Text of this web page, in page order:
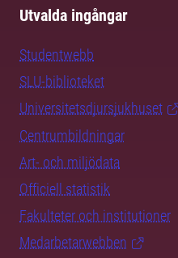
Utvalda ingångar
Studentwebb
SLU-biblioteket
Universitetsdjursjukhuset
Centrumbildningar
Art- och miljödata
Officiell statistik
Fakulteter och institutioner
Medarbetarwebben